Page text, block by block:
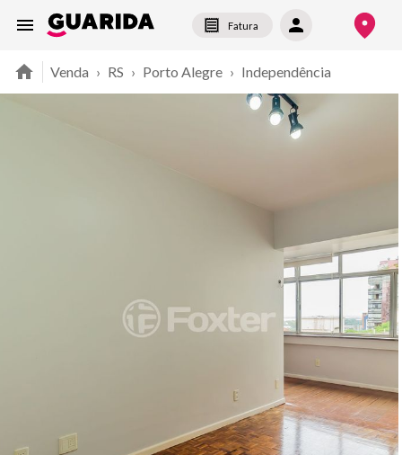
Fatura
Venda › RS › Porto Alegre › Independência